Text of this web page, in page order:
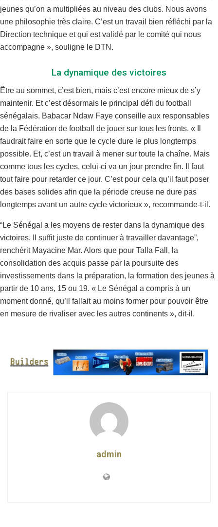
jeunes qu’on a multipliées au niveau des clubs. Nous avons
une philosophie très claire. C’est un travail bien réfléchi par la
Direction technique et qui est validé par le comité qui nous
accompagne », souligne le DTN.
La dynamique des victoires
Être au sommet, c’est bien, mais c’est encore mieux de s’y
maintenir. Et c’est désormais le principal défi du football
sénégalais. Babacar Ndaw Faye conseille aux responsables
de la Fédération de football de jouer sur tous les fronts. « Il
faudrait faire en sorte que le cycle dure le plus longtemps
possible. Et, c’est un travail à mener sur toute la chaîne. Mais
comme tous les cycles, celui-ci va un jour prendre fin. Il faut
tout faire pour retarder ce jour. C’est pour cela qu’il faut poser
des bases solides afin que la période creuse ne dure pas
longtemps avant un autre cycle victorieux », recommande-t-il.
“Le Sénégal a les moyens de rester dans la dynamique des
victoires. Il suffit juste de continuer à travailler davantage”,
renchérit Mayacine Mar. Alors que pour Talla Fall, la
consolidation des acquis passe par la poursuite des
investissements dans la préparation, la formation des jeunes à
partir de 10 ans, 15 ou 19. « Le Sénégal a compris à un
moment donné, qu’il fallait au moins former pour pouvoir être
en mesure de rivaliser avec les autres continents », dit-il.
admin